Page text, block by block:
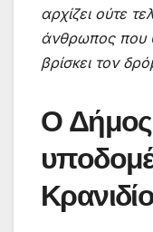
αρχίζει ούτε
άνθρωπος που
βρίσκει τον
Ο Δήμος